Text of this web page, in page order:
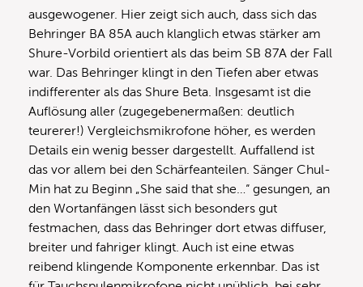
ausgewogener. Hier zeigt sich auch, dass sich das
Behringer BA 85A auch klanglich etwas stärker am
Shure-Vorbild orientiert als das beim SB 87A der Fall
war. Das Behringer klingt in den Tiefen aber etwas
indifferenter als das Shure Beta. Insgesamt ist die
Auflösung aller (zugegebenermaßen: deutlich
teurerer!) Vergleichsmikrofone höher, es werden
Details ein wenig besser dargestellt. Auffallend ist
das vor allem bei den Schärfeanteilen. Sänger Chul-
Min hat zu Beginn „She said that she…“ gesungen, an
den Wortanfängen lässt sich besonders gut
festmachen, dass das Behringer dort etwas diffuser,
breiter und fahriger klingt. Auch ist eine etwas
reibend klingende Komponente erkennbar. Das ist